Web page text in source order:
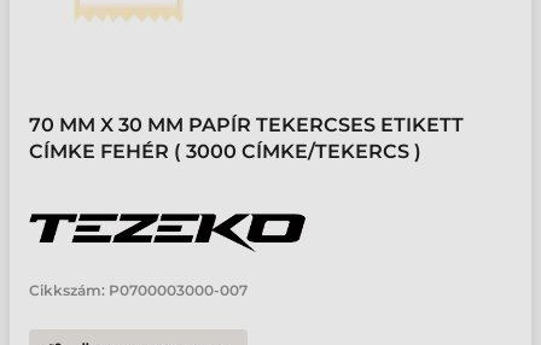
70 MM X 30 MM PAPÍR TEKERCSES ETIKETT
CÍMKE FEHÉR ( 3000 CÍMKE/TEKERCS )
Cikkszám: P0700003000-007